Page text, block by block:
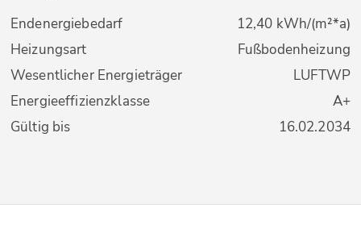
Endenergiebedarf
12,40 kWh/(m²*a)
Heizungsart
Fußbodenheizung
Wesentlicher Energieträger
LUFTWP
Energieeffizienzklasse
A+
Gültig bis
16.02.2034